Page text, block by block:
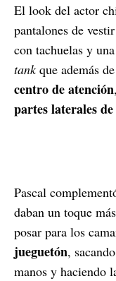
El look del actor
pantalones de
con tachuelas y
tankque además
centro de atención
partes laterales
Pascal
daban un toque
posar para los
jueguetón,
manos y haciendo